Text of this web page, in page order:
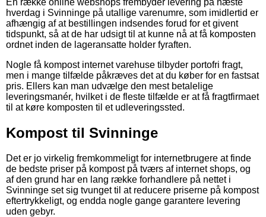
hverdag i Svinninge på utallige varenumre, som imidlertid er
afhængig af at bestillingen indsendes forud for et givent
tidspunkt, så at de har udsigt til at kunne nå at få komposten
ordnet inden de lageransatte holder fyraften.
Nogle få kompost internet varehuse tilbyder portofri fragt,
men i mange tilfælde påkræves det at du køber for en fastsat
pris. Ellers kan man udvælge den mest betalelige
leveringsmanér, hvilket i de fleste tilfælde er at få fragtfirmaet
til at køre komposten til et udleveringssted.
Kompost til Svinninge
Det er jo virkelig fremkommeligt for internetbrugere at finde
de bedste priser på kompost på tværs af internet shops, og
af den grund har en lang række forhandlere på nettet i
Svinninge set sig tvunget til at reducere priserne på kompost
eftertrykkeligt, og endda nogle gange garantere levering
uden gebyr.